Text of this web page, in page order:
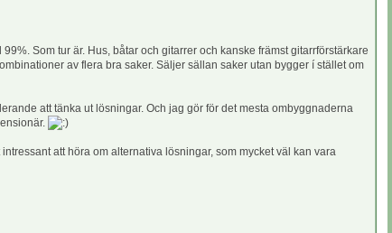
Som tur är. Hus, båtar och gitarrer och kanske främst gitarrförstärkare
av flera bra saker. Säljer sällan saker utan bygger í stället om
att tänka ut lösningar. Och jag gör för det mesta ombyggnaderna
att höra om alternativa lösningar, som mycket väl kan vara